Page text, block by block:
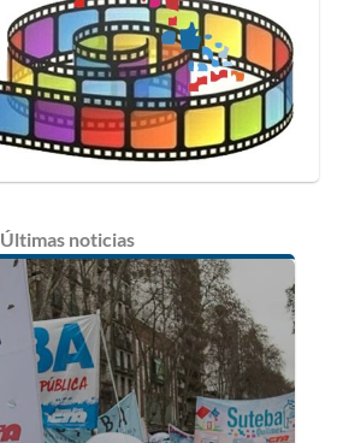
Últimas noticias